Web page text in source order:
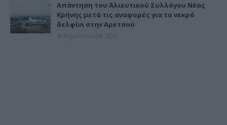
Απάντηση του Αλιευτικού Συλλόγου Νέας
Κρήνης μετά τις αναφορές για το νεκρό
δελφίνι στην Αρετσού